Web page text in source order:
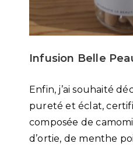
Infusion Belle
Enfin, j’ai souhaité
pureté et éclat,
composée de
d’ortie, de menthe